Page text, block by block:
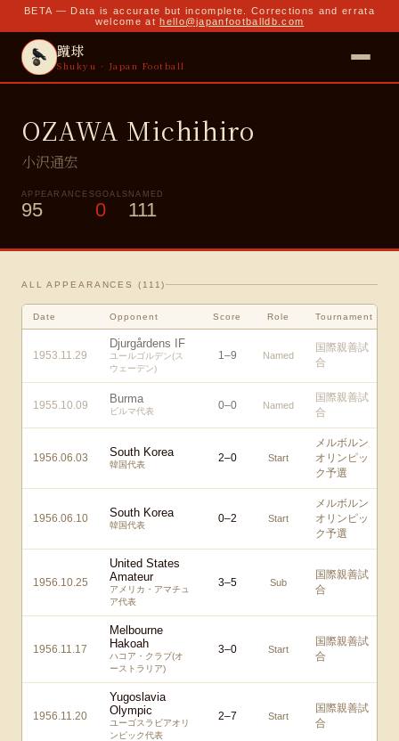
BETA — Data is accurate but incomplete. Corrections and errata
welcome at hello@japanfootballdb.com
蹴球
Shukyu · Japan Football
OZAWA Michihiro
小沢通宏
APPEARANCES
95
GOALS
0
NAMED
111
ALL APPEARANCES ( 111)
Date Opponent Score Role Tournament
1953.11.29
Djurgårdens IF
ユールゴルデン(ス
ウェーデン)
1–9 Named
国際親善試
合
1955.10.09 Burma
ビルマ代表 0–0 Named
国際親善試
合
1956.06.03 South Korea
韓国代表
2–0 Start
メルボルン
オリンピッ
ク予選
1956.06.10 South Korea
韓国代表
0–2 Start
メルボルン
オリンピッ
ク予選
1956.10.25
United States
Amateur
アメリカ・アマチュ
ア代表
3–5 Sub
国際親善試
合
1956.11.17
Melbourne
Hakoah
ハコア・クラブ(オ
ーストラリア)
3–0 Start
国際親善試
合
1956.11.20
Yugoslavia
Olympic
ユーゴスラビアオリ
ンピック代表
2–7 Start
国際親善試
合